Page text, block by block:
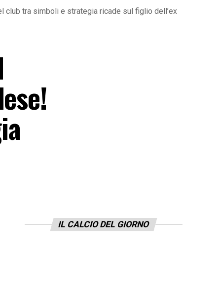
club tra simboli e strategia ricade sul figlio dell’ex
IL CALCIO DEL GIORNO